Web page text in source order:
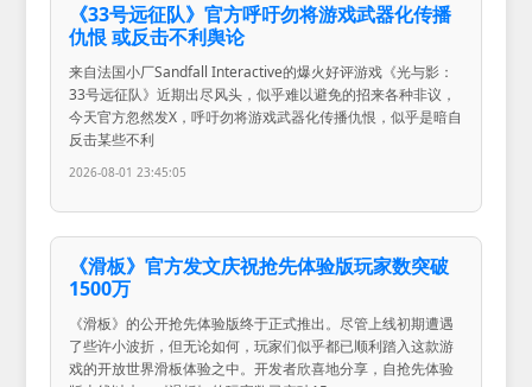
《33号远征队》官方呼吁勿将游戏武器化传播
仇恨 或反击不利舆论
来自法国小厂Sandfall Interactive的爆火好评游戏《光与影：
33号远征队》近期出尽风头，似乎难以避免的招来各种非议，
今天官方忽然发X，呼吁勿将游戏武器化传播仇恨，似乎是暗自
反击某些不利
2026-08-01 23:45:05
《滑板》官方发文庆祝抢先体验版玩家数突破
1500万
《滑板》的公开抢先体验版终于正式推出。尽管上线初期遭遇
了些许小波折，但无论如何，玩家们似乎都已顺利踏入这款游
戏的开放世界滑板体验之中。开发者欣喜地分享，自抢先体验